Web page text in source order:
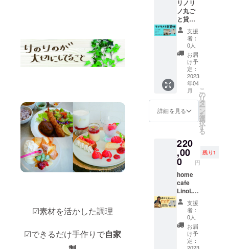
☑︎素材を活かした調理
☑︎できるだけ手作りで自家
ラベル
や注意
書きを
ご確認
くださ
い。
めに、
備考
欄にお
電話番
号のご
明記を
お願い
いたし
ます ・
原材料
及び添
加物等
の食品
表示は
に表記
されま
す。
商品開
封前に
は必ず
お届け
のリ
ターン
に貼付
された
ラベル
や注意
ござい
ます
備考欄
にお電
話番号
のご明
記をお
願いい
たしま
意事項
・ リ
ターン
対応期
2024年
3月まで
の間で
2022
年10月
頃に一
度メー
ルにて
詳細と
共にご
希望の
日程相
談をさ
などな
ど 打ち
合わせ
場所
は、
LinoLin
oでした
ら、
ゆっく
りお時
間かけ
てご対
応でき
ます◎
（お客
様のご
のコン
サルは
お断り
してお
りま
す） ご
購入ご
希望の
方は 備
考欄に
・店舗
の方は
店舗
ます！
《内
容》 ◯
リノリ
ノのお
料理や
デザー
ト30人
分＆ド
リンク
30人分
付き！
◯お礼
の手紙
＊注意
事項 ・
にお届
け先の
ご希望
場所を
ご明記
くださ
いませ
・お料
理＆デ
ザート
などの
内容
は、事
ナー
コース
大人10
人分付
き 一人
で堪能
するの
もよ
し！ み
んなで
堪能す
るのも
よし！
※1円単
位でプ
ラスの
もして
頂けま
す。 応
援、よ
ろしく
お願い
いたし
ます！
《内
容》 ◯
高久知
也さん
のスペ
リノリ
ノ丸ご
と貸
切！ リ
ノリノ
１日貸
切＆駐
車場に
キッチ
ンカー
も置い
て お料
理やド
リンク
を振る
舞いま
ベント
開催に
もおす
すめで
す（物
販して
いただ
いても
大丈夫
です）
※1円単
位でプ
ラスの
支援
者：
0人
お届
け予
定：
2023
年04
月
詳細を見る
こ
の
リ
タ
ー
ン
を
選
択
す
る
220
,00
0 円
残り1
home
cafe
LinoLin
o×峰の
りえ リ
ノリノ
キッチ
ンカー
で峰の
支援
者：
0人
お届
け予
定：